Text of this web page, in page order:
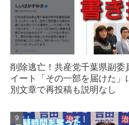
削除逃亡！共産党千葉県副委
イート「その一部を届けた
別文章で再投稿も説明なし